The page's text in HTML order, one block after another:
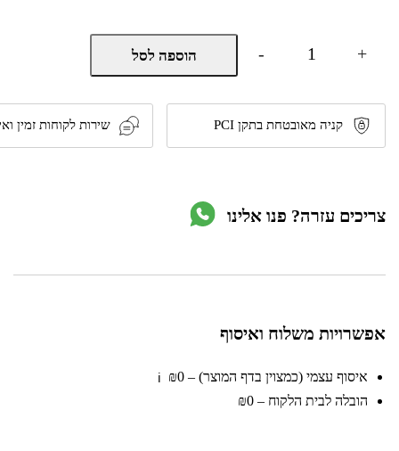
-
כמות
צמוד
IP40
50W
קוטר
45
דגם
+ הוספה לסל
קניה מאובטחת בתקן PCI שירות לקוחות זמין
צריכים עזרה? פנו אלינו
אפשרויות משלוח ואיסוף
איסוף עצמי (כמצוין בדף המוצר) – ₪0 ℹ️
הובלה לבית הלקוח – ₪0